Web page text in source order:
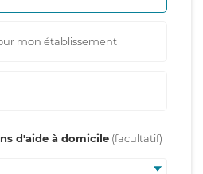
mon établissement
d'aide à domicile